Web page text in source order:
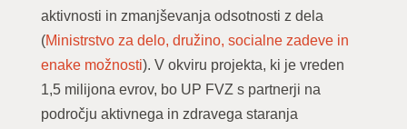
aktivnosti in zmanjševanja odsotnosti z dela
(Ministrstvo za delo, družino, socialne zadeve in
enake možnosti). V okviru projekta, ki je vreden
1,5 milijona evrov, bo UP FVZ s partnerji na
področju aktivnega in zdravega staranja